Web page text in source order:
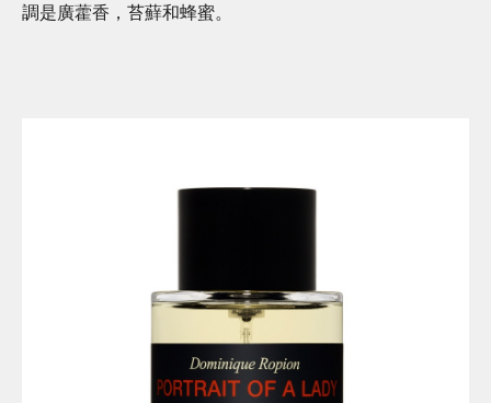
調是廣藿香，苔蘚和蜂蜜。